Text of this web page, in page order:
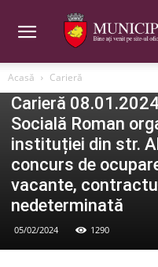
Acasă Carieră
D. A. S.
Carieră
Socială Roman
instituției din str.
concurs de
vacante,
nedeterminată
05/02/2024 1290